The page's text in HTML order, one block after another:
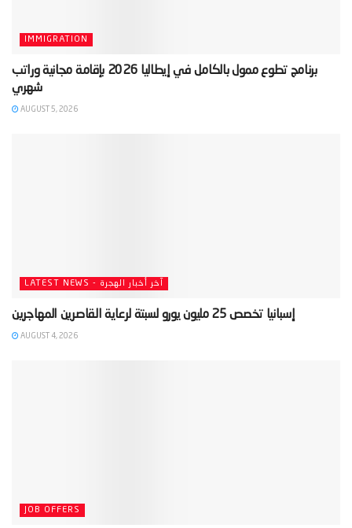
IMMIGRATION
‫برنامج تطوع ممول بالكامل في إيطاليا 2026 بإقامة مجانية وراتب
شهري‬
AUGUST 5, 2026
LATEST NEWS - آخر أخبار الهجرة
AUGUST 4, 2026
JOB OFFERS